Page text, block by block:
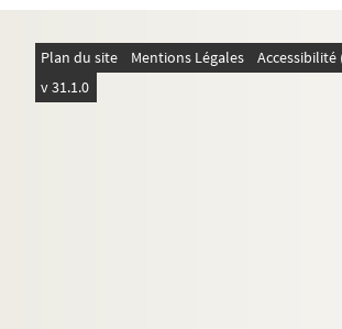
Plan du site Mentions Légales
v 31.1.0